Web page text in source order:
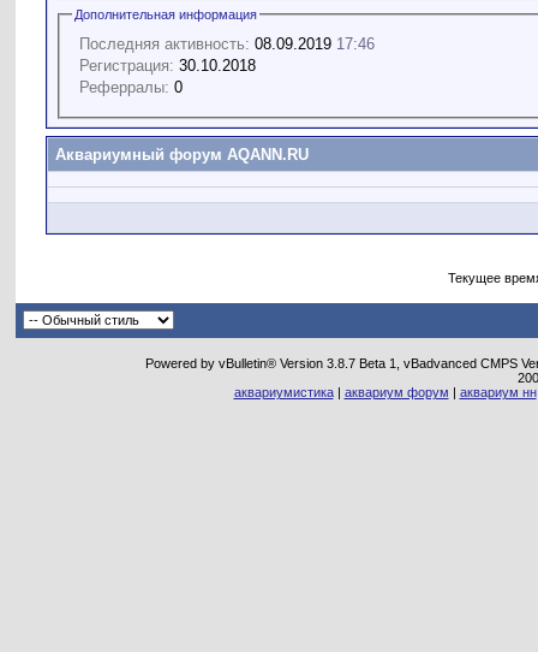
Дополнительная информация
Последняя активность: 08.09.2019 17:46
Регистрация: 30.10.2018
Реферралы: 0
Аквариумный форум AQANN.RU
Текущее
Powered by vBulletin® Version 3.8.7 Beta 1, vBadvanced CMPS
аквариумистика| аквариум форум | аквариум нн